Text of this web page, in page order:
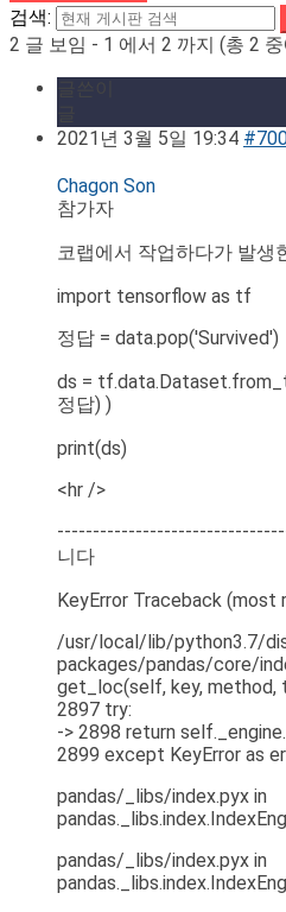
검색:
2 글 보임 - 1 에서 2 까지 (총 2
2021년 3월 5일 19:34
Chagon Son
참가자
코랩에서 작업하다가 발생
import tensorflow as tf
정답 = data.pop('Survived')
ds =
정답) )
print(ds)
<hr />
니다
KeyError Traceback
/usr/local/lib/python3.7/
packages/pandas/core/
get_loc(self, key, method,
2897 try:
-> 2898 return
2899 except KeyError as
pandas/_libs/index.pyx in
pandas/_libs/index.pyx in